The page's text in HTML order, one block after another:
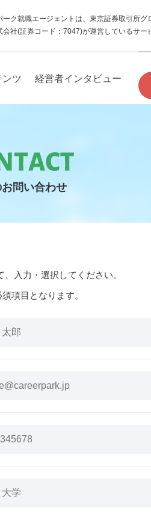
ーク就職エージェントは、東京証券取引所グ
会社(証券コード：7047)が運営しているサー
ンツ 経営者インタビュー
問い合わせ
入力・選択してください。
須項目となります。